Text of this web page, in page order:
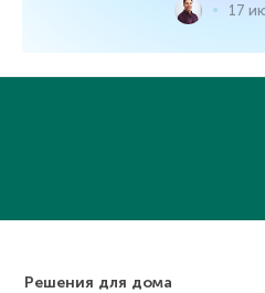
17
Решения для дома